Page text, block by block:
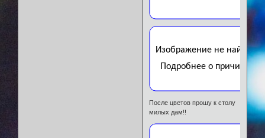
После цветов прошу к столу
милых дам!!